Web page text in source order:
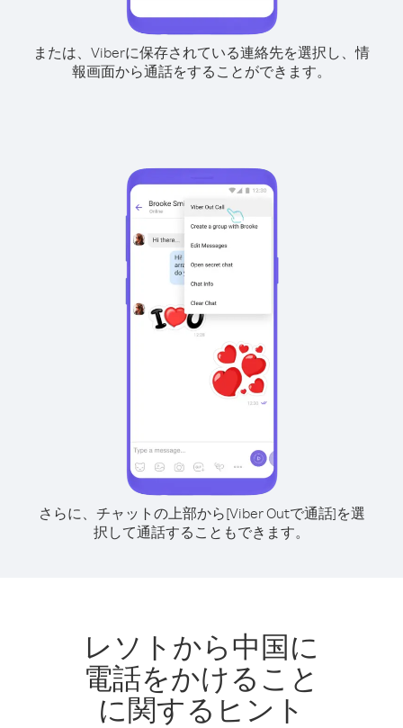
または、Viberに保存されている連絡先を選択し、情
報画面から通話をすることができます。
さらに、チャットの上部から[Viber Outで通話]を選
択して通話することもできます。
レソトから中国に
電話をかけること
に関するヒント